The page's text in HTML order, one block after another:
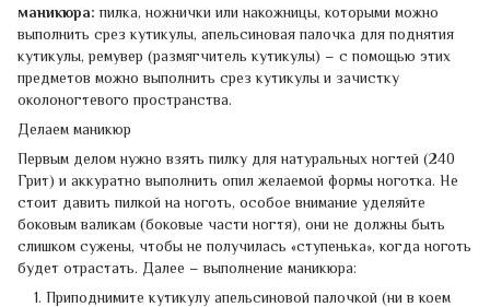
маникюра: пилка, ножнички или накожницы, которыми можно
выполнить срез кутикулы, апельсиновая палочка для поднятия
кутикулы, ремувер (размягчитель кутикулы) – с помощью этих
предметов можно выполнить срез кутикулы и зачистку
околоногтевого пространства.
Делаем маникюр
Первым делом нужно взять пилку для натуральных ногтей (240
Грит) и аккуратно выполнить опил желаемой формы ноготка. Не
стоит давить пилкой на ноготь, особое внимание уделяйте
боковым валикам (боковые части ногтя), они не должны быть
слишком сужены, чтобы не получилась «ступенька», когда ноготь
будет отрастать. Далее – выполнение маникюра:
Приподнимите кутикулу апельсиновой палочкой (ни в коем